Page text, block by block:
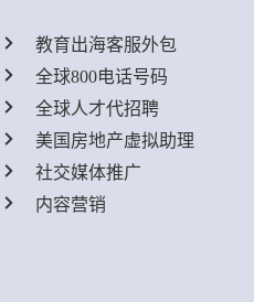
教育出海客服外包
全球800电话号码
全球人才代招聘
美国房地产虚拟助理
社交媒体推广
内容营销